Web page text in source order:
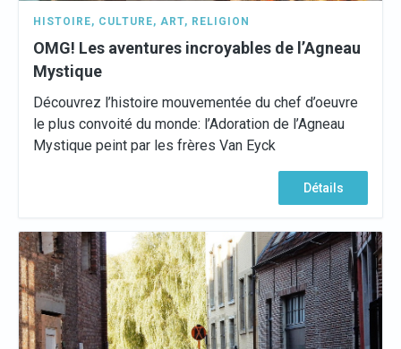
HISTOIRE, CULTURE, ART, RELIGION
OMG! Les aventures incroyables de l’Agneau
Mystique
Découvrez l’histoire mouvementée du chef d’oeuvre
le plus convoité du monde: l’Adoration de l’Agneau
Mystique peint par les frères Van Eyck
Détails